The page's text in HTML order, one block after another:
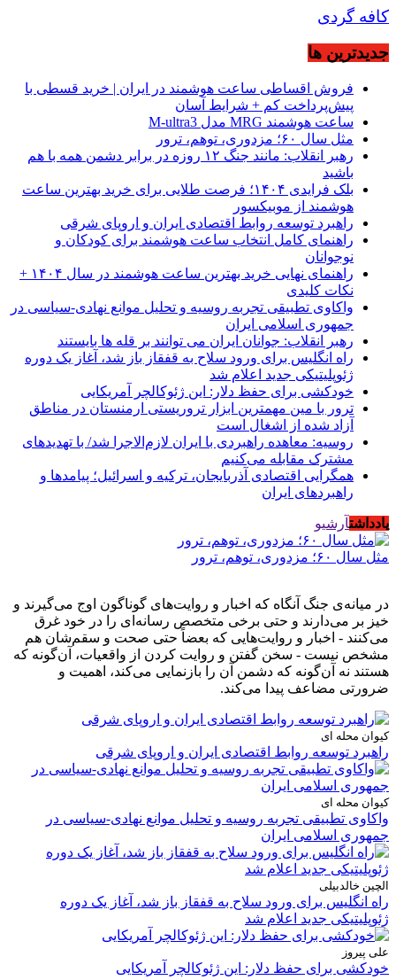
کافه گردی
جديدترين ها
فروش اقساطی ساعت هوشمند در ایران | خرید قسطی با
پیش‌پرداخت کم + شرایط آسان
ساعت هوشمند MRG مدل M-ultra3
مثل سال ۶۰؛ مزدوری، توهم، ترور
رهبر انقلاب: مانند جنگ ۱۲ روزه در برابر دشمن همه با هم
باشید
بلک فرایدی ۱۴۰۴؛ فرصت طلایی برای خرید بهترین ساعت
هوشمند از موبیکسور
راهبرد توسعه روابط اقتصادی ایران و اروپای شرقی
راهنمای کامل انتخاب ساعت هوشمند برای کودکان و
نوجوانان
راهنمای نهایی خرید بهترین ساعت هوشمند در سال ۱۴۰۴ +
نکات کلیدی
واکاوی تطبیقی تجربه روسیه و تحلیل موانع نهادی-سیاسی در
جمهوری اسلامی ایران
رهبر انقلاب: جوانان ایران می توانند بر قله ها بایستند
راه انگلیس برای ورود سلاح به قفقاز باز شد، آغاز یک دوره
ژئوپلیتیکی جدید اعلام شد
خودکشی برای حفظ دلار: این ژئوکالچر آمریکایی
ترور با مین مهمترین ابزار تروریستی ارمنستان در مناطق
آزاد شده از اشغال است
روسیه: معاهده راهبردی با ایران لازم‌الاجرا شد/ با تهدیدهای
مشترک مقابله می‌کنیم
همگرایی اقتصادی آذربایجان، ترکیه و اسرائیل؛ پیامدها و
راهبردهای ایران
یادداشتآرشیو
مثل سال ۶۰؛ مزدوری، توهم، ترور
در میانه‌ی جنگ آنگاه که اخبار و روایت‌های گوناگون اوج می‌گیرند و
خیز بر می‌دارند و حتی برخی متخصص رسانه‌ای را در خود غرق
می‌کنند - اخبار و روایت‌هایی که بعضاً حتی صحت و سقم‌شان هم
مشخص نیست - سخن گفتن و روایت کردن از واقعیات، آن‌گونه که
هستند نه آن‌گونه که دشمن آن را بازنمایی می‌کند، اهمیت و
ضرورتی مضاعف پیدا می‌کند.
کیوان محله ای
راهبرد توسعه روابط اقتصادی ایران و اروپای شرقی
کیوان محله ای
واکاوی تطبیقی تجربه روسیه و تحلیل موانع نهادی-سیاسی در
جمهوری اسلامی ایران
الچین خالدبیلی
راه انگلیس برای ورود سلاح به قفقاز باز شد، آغاز یک دوره
ژئوپلیتیکی جدید اعلام شد
علی پیروز
خودکشی برای حفظ دلار: این ژئوکالچر آمریکایی